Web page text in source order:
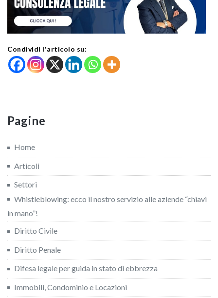
Condividi l'articolo su:
Pagine
Home
Articoli
Settori
Whistleblowing: ecco il nostro servizio alle aziende “chiavi
in mano”!
Diritto Civile
Diritto Penale
Difesa legale per guida in stato di ebbrezza
Immobili, Condominio e Locazioni